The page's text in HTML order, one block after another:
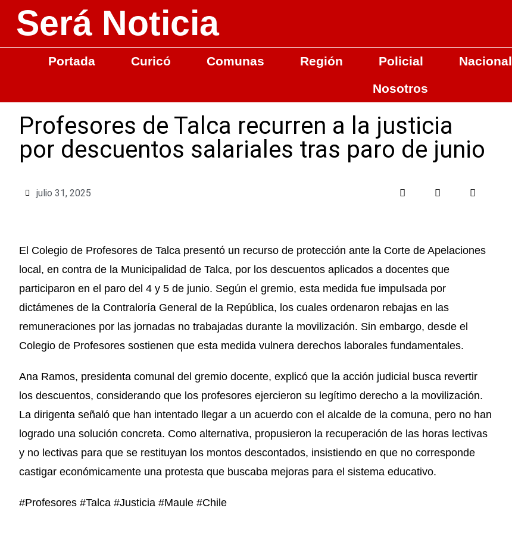
Será Noticia
Portada Curicó Comunas Región Policial Nacional
Nosotros
Profesores de Talca recurren a la justicia
por descuentos salariales tras paro de junio
julio 31, 2025
El Colegio de Profesores de Talca presentó un recurso de protección ante la Corte de Apelaciones
local, en contra de la Municipalidad de Talca, por los descuentos aplicados a docentes que
participaron en el paro del 4 y 5 de junio. Según el gremio, esta medida fue impulsada por
dictámenes de la Contraloría General de la República, los cuales ordenaron rebajas en las
remuneraciones por las jornadas no trabajadas durante la movilización. Sin embargo, desde el
Colegio de Profesores sostienen que esta medida vulnera derechos laborales fundamentales.
Ana Ramos, presidenta comunal del gremio docente, explicó que la acción judicial busca revertir
los descuentos, considerando que los profesores ejercieron su legítimo derecho a la movilización.
La dirigenta señaló que han intentado llegar a un acuerdo con el alcalde de la comuna, pero no han
logrado una solución concreta. Como alternativa, propusieron la recuperación de las horas lectivas
y no lectivas para que se restituyan los montos descontados, insistiendo en que no corresponde
castigar económicamente una protesta que buscaba mejoras para el sistema educativo.
#Profesores #Talca #Justicia #Maule #Chile